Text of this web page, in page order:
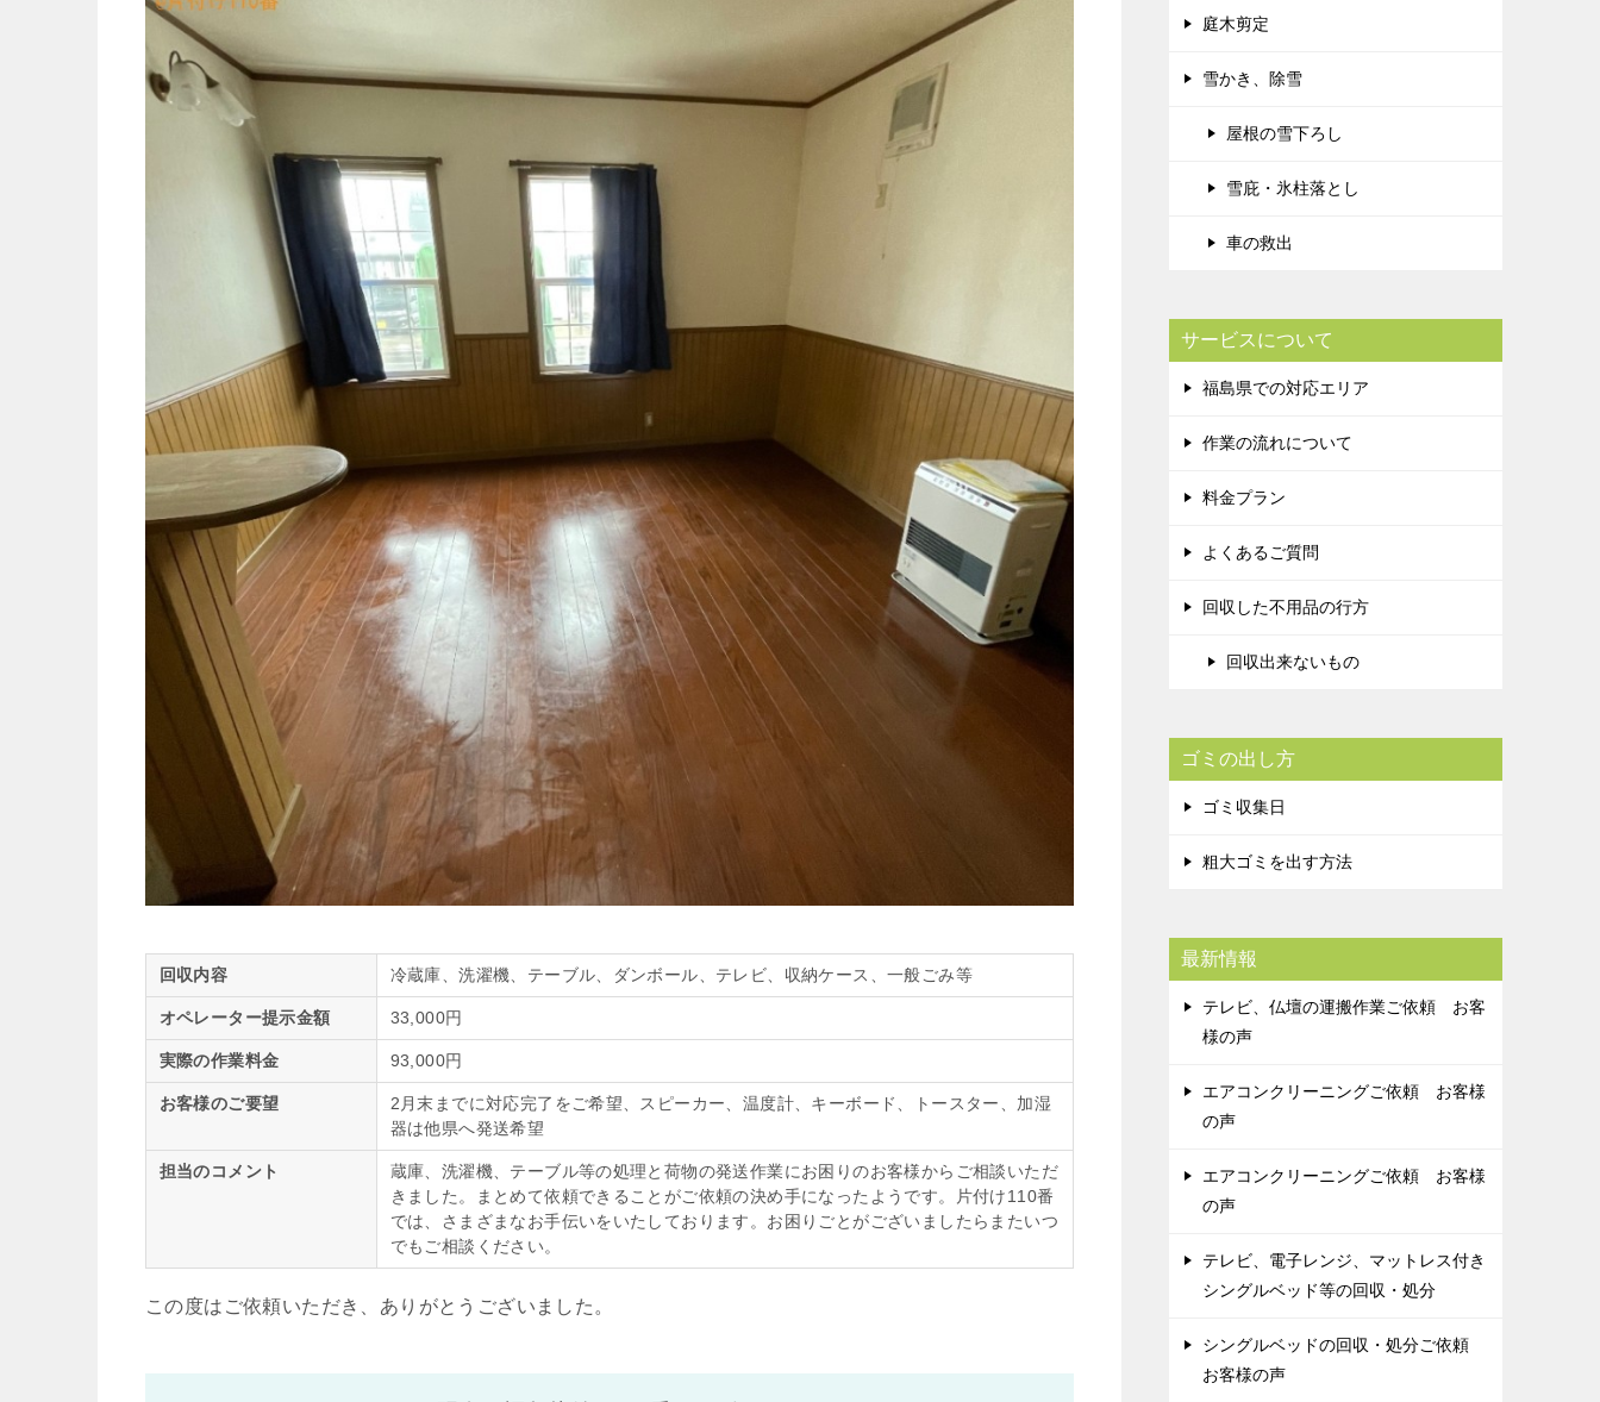
回収内容 冷蔵庫、洗濯機、テーブル、ダンボール、テレビ、収納ケース、一般ごみ等
オペレーター提示金額 33,000円
実際の作業料金 93,000円
お客様のご要望
2月末までに対応完了をご希望、スピーカー、温度計、キーボード、トースター、加湿
器は他県へ発送希望
担当のコメント
蔵庫、洗濯機、テーブル等の処理と荷物の発送作業にお困りのお客様からご相談いただ
きました。まとめて依頼できることがご依頼の決め手になったようです。片付け110番
では、さまざまなお手伝いをいたしております。お困りごとがございましたらまたいつ
でもご相談ください。
この度はご依頼いただき、ありがとうございました。
庭木剪定
雪かき、除雪
屋根の雪下ろし
雪庇・氷柱落とし
車の救出
サービスについて
福島県での対応エリア
作業の流れについて
料金プラン
よくあるご質問
回収した不用品の行方
回収出来ないもの
ゴミの出し方
ゴミ収集日
粗大ゴミを出す方法
最新情報
テレビ、仏壇の運搬作業ご依頼 お客
様の声
エアコンクリーニングご依頼 お客様
の声
エアコンクリーニングご依頼 お客様
の声
テレビ、電子レンジ、マットレス付き
シングルベッド等の回収・処分
シングルベッドの回収・処分ご依頼
お客様の声